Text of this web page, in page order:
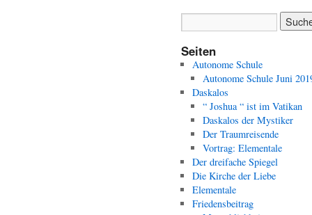
Seiten
Autonome Schule
Autonome Schule Juni
Daskalos
“ Joshua “ ist im Vatikan
Daskalos der Mystiker
Der Traumreisende
Vortrag: Elementale
Der dreifache Spiegel
Die Kirche der Liebe
Elementale
Friedensbeitrag